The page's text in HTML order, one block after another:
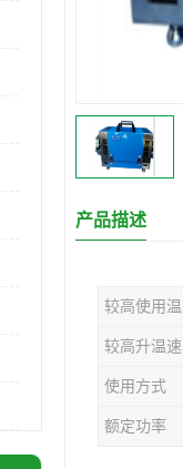
产品描述
较高使用
较高升温
使用方式
额定功率